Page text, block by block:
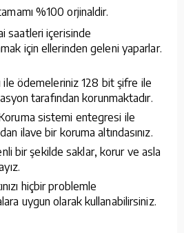
%100 orjinaldir.
saatleri içerisinde
için ellerinden geleni yaparlar.
ile ödemeleriniz 128 bit şifre ile
tarafından korunmaktadır.
sistemi entegresi ile
ilave bir koruma altındasınız.
bir şekilde saklar, korur ve asla
hiçbir problemle
uygun olarak kullanabilirsiniz.